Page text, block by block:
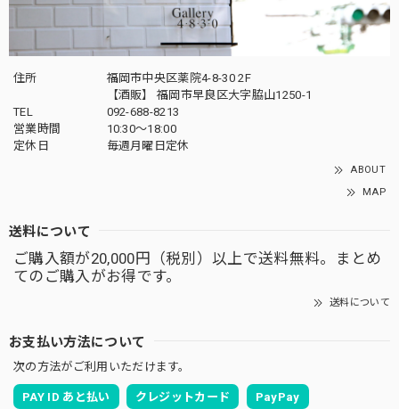
住所
福岡市中央区薬院4-8-30 2F
【酒販】 福岡市早良区大字脇山1250-1
TEL
092-688-8213
営業時間
10:30～18:00
定休日
毎週月曜日定休
ABOUT
MAP
送料について
ご購入額が20,000円（税別）以上で送料無料。まとめ
てのご購入がお得です。
送料について
お支払い方法について
次の方法がご利用いただけます。
PAY ID あと払い クレジットカード PayPay